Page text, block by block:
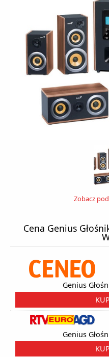
Zobacz
Cena Genius
Genius
Genius